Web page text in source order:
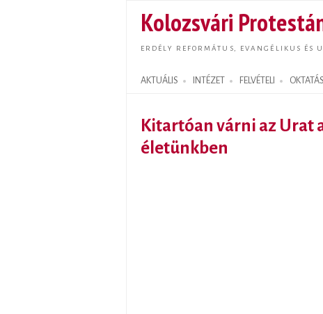
Kolozsvári
ERDÉLY REFORMÁTUS, EVANGÉLIKUS ÉS
AKTUÁLIS INTÉZET FELVÉTELI OKTATÁS
Search form
Kitartóan várni az Urat
életünkben